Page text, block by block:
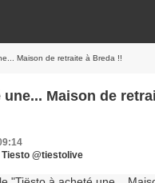
Maison de retraite à Breda !!
Maison de
@tiestolive